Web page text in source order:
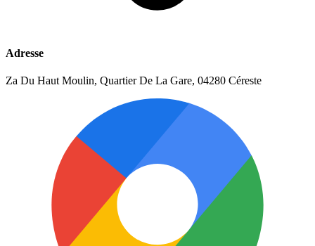
Adresse
Za Du Haut Moulin, Quartier De La Gare, 04280 Céreste